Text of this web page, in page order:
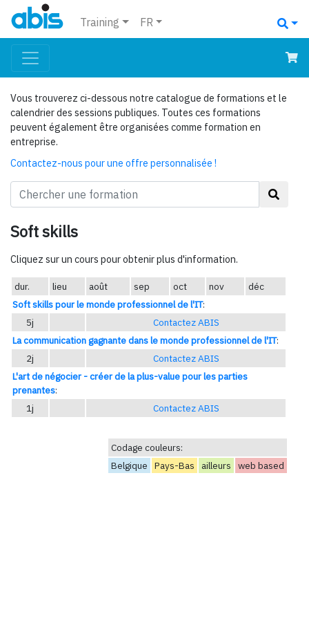
Training FR
Vous trouverez ci-dessous notre catalogue de formations et le
calendrier des sessions publiques. Toutes ces formations
peuvent également être organisées comme formation en
entreprise.
Contactez-nous pour une offre personnalisée !
Soft skills
Cliquez sur un cours pour obtenir plus d'information.
dur. lieu août sep oct nov
déc
Soft skills pour le monde professionnel de l'IT:
5j
Contactez ABIS
La communication gagnante dans le monde professionnel de l'IT:
2j
Contactez ABIS
L'art de négocier - créer de la plus-value pour les parties
prenantes:
1j
Contactez ABIS
Codage couleurs:
Belgique
Pays-Bas ailleurs web based